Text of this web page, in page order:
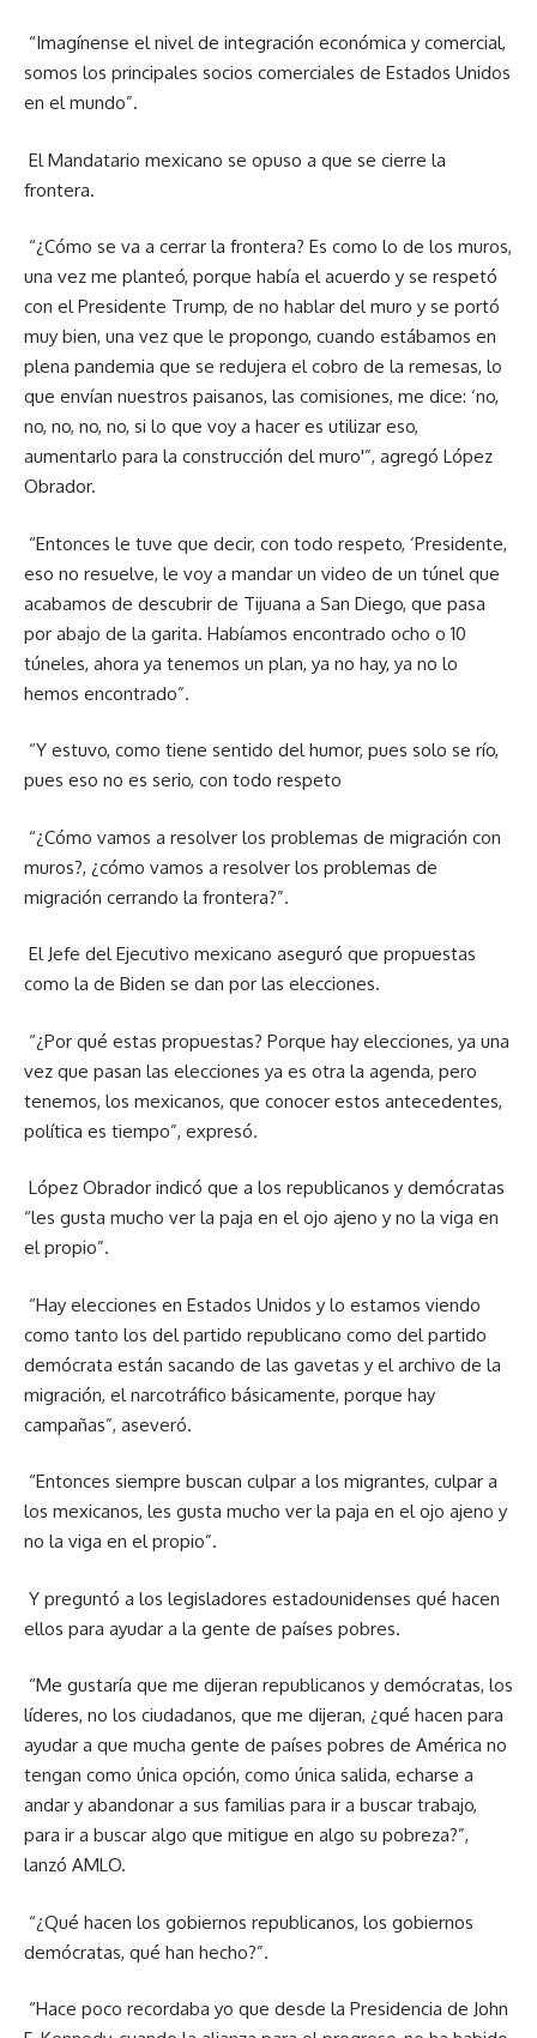
“Imagínense el nivel de integración económica y comercial,
somos los principales socios comerciales de Estados Unidos
en el mundo”.
El Mandatario mexicano se opuso a que se cierre la
frontera.
“¿Cómo se va a cerrar la frontera? Es como lo de los muros,
una vez me planteó, porque había el acuerdo y se respetó
con el Presidente Trump, de no hablar del muro y se portó
muy bien, una vez que le propongo, cuando estábamos en
plena pandemia que se redujera el cobro de la remesas, lo
que envían nuestros paisanos, las comisiones, me dice: ‘no,
no, no, no, no, si lo que voy a hacer es utilizar eso,
aumentarlo para la construcción del muro'”, agregó López
Obrador.
“Entonces le tuve que decir, con todo respeto, ‘Presidente,
eso no resuelve, le voy a mandar un video de un túnel que
acabamos de descubrir de Tijuana a San Diego, que pasa
por abajo de la garita. Habíamos encontrado ocho o 10
túneles, ahora ya tenemos un plan, ya no hay, ya no lo
hemos encontrado”.
“Y estuvo, como tiene sentido del humor, pues solo se río,
pues eso no es serio, con todo respeto
“¿Cómo vamos a resolver los problemas de migración con
muros?, ¿cómo vamos a resolver los problemas de
migración cerrando la frontera?”.
El Jefe del Ejecutivo mexicano aseguró que propuestas
como la de Biden se dan por las elecciones.
“¿Por qué estas propuestas? Porque hay elecciones, ya una
vez que pasan las elecciones ya es otra la agenda, pero
tenemos, los mexicanos, que conocer estos antecedentes,
política es tiempo”, expresó.
López Obrador indicó que a los republicanos y demócratas
“les gusta mucho ver la paja en el ojo ajeno y no la viga en
el propio”.
“Hay elecciones en Estados Unidos y lo estamos viendo
como tanto los del partido republicano como del partido
demócrata están sacando de las gavetas y el archivo de la
migración, el narcotráfico básicamente, porque hay
campañas”, aseveró.
“Entonces siempre buscan culpar a los migrantes, culpar a
los mexicanos, les gusta mucho ver la paja en el ojo ajeno y
no la viga en el propio”.
Y preguntó a los legisladores estadounidenses qué hacen
ellos para ayudar a la gente de países pobres.
“Me gustaría que me dijeran republicanos y demócratas, los
líderes, no los ciudadanos, que me dijeran, ¿qué hacen para
ayudar a que mucha gente de países pobres de América no
tengan como única opción, como única salida, echarse a
andar y abandonar a sus familias para ir a buscar trabajo,
para ir a buscar algo que mitigue en algo su pobreza?”,
lanzó AMLO.
“¿Qué hacen los gobiernos republicanos, los gobiernos
demócratas, qué han hecho?”.
“Hace poco recordaba yo que desde la Presidencia de John